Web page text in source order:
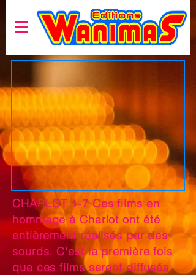
CHARLOT 1-7 Ces films en
hommage à Charlot ont été
entièrement réalisés par des
sourds. C'est la première fois
que ces films seront diffusés